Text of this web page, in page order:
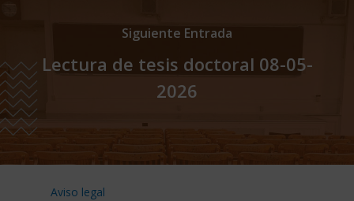
Siguiente Entrada
Lectura de tesis doctoral 08-05-
2026
Aviso legal